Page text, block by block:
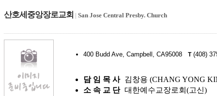
산호세중앙장로교회 | San Jose Central Presby. Church
400 Budd Ave, Campbell, CA95008 T(408)
담 임 목 사 김창용 (CHANG YONG
소 속 교 단 대한예수교장로회(고신)